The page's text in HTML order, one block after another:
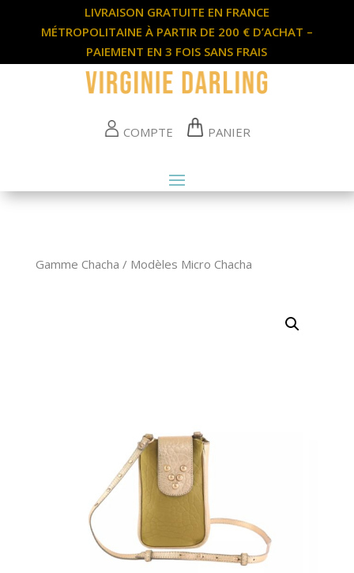
LIVRAISON GRATUITE EN FRANCE
MÉTROPOLITAINE À PARTIR DE 200 € D’ACHAT –
PAIEMENT EN 3 FOIS SANS FRAIS
COMPTE PANIER
Gamme Chacha / Modèles Micro Chacha